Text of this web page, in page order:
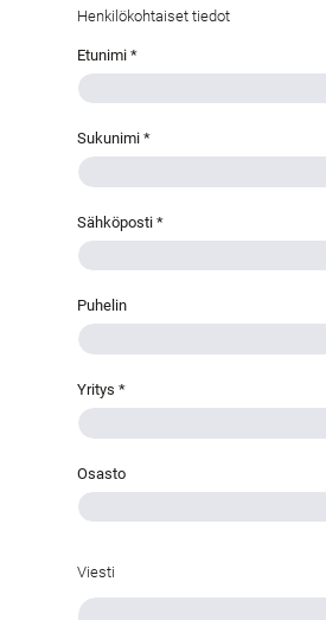
Henkilökohtaiset tiedot
Etunimi *
Sukunimi *
Sähköposti *
Puhelin
Yritys *
Osasto
Viesti